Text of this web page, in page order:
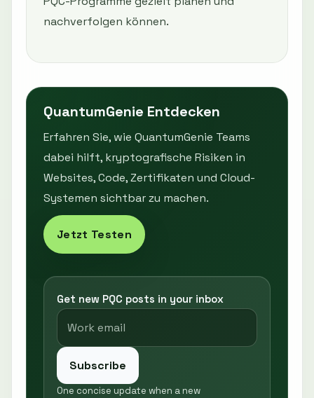
nachverfolgen können.
QuantumGenie Entdecken
Erfahren Sie, wie QuantumGenie Teams
dabei hilft, kryptografische Risiken in
Websites, Code, Zertifikaten und Cloud-
Systemen sichtbar zu machen.
Jetzt Testen
Get new PQC posts in your inbox
Subscribe
One concise update when a new